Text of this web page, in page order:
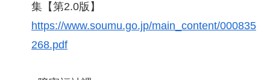
集【第2.0版】
https://www.soumu.go.jp/main_content/000835
268.pdf